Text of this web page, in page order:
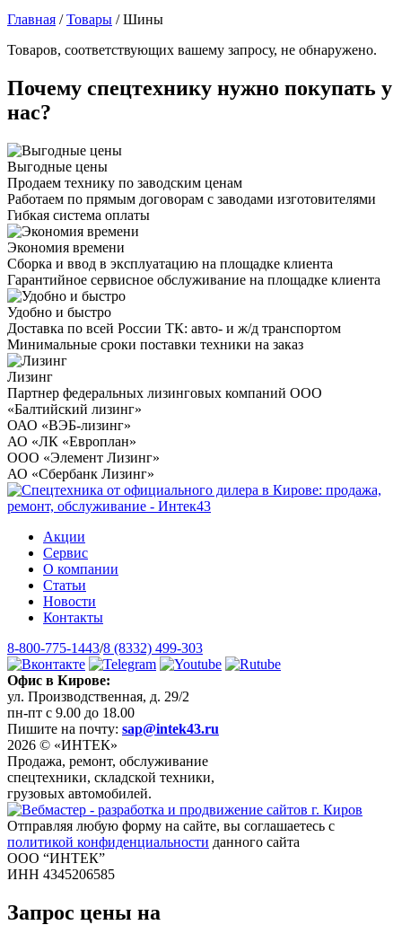
Главная /Товары /Шины
Товаров, соответствующих вашему запросу, не обнаружено.
Почему спецтехнику нужно покупать у
нас?
Выгодные цены
Продаем технику по заводским ценам
Работаем по прямым договорам с заводами изготовителями
Гибкая система оплаты
Экономия времени
Сборка и ввод в эксплуатацию на площадке клиента
Гарантийное сервисное обслуживание на площадке клиента
Удобно и быстро
Доставка по всей России ТК: авто- и ж/д транспортом
Минимальные сроки поставки техники на заказ
Лизинг
Партнер федеральных лизинговых компаний ООО
«Балтийский лизинг»
ОАО «ВЭБ-лизинг»
АО «ЛК «Европлан»
ООО «Элемент Лизинг»
АО «Сбербанк Лизинг»
Акции
Сервис
О компании
Статьи
Новости
Контакты
8-800-775-1443/8 (8332) 499-303
Офис в Кирове:
ул. Производственная, д. 29/2
пн-пт с 9.00 до 18.00
Пишите на почту: sap@intek43.ru
2026 © «ИНТЕК»
Продажа, ремонт, обслуживание
спецтехники, складской техники,
грузовых автомобилей.
Отправляя любую форму на сайте, вы соглашаетесь с
политикой конфиденциальности данного сайта
ООО “ИНТЕК”
ИНН 4345206585
Запрос цены на